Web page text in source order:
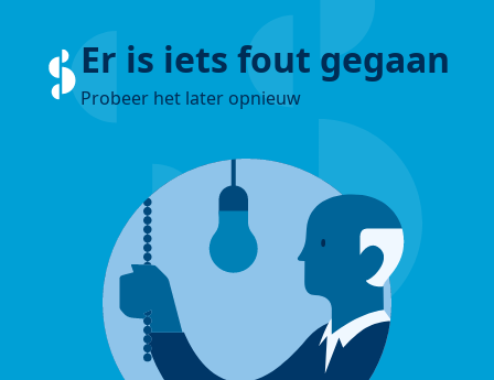
Er is iets fout gegaan
Probeer het later opnieuw